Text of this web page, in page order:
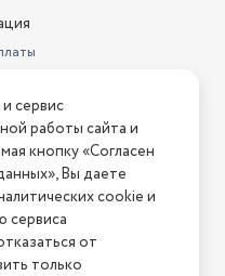
Напишите нам
У нас есть всё!
сервис
работы сайта и
кнопку «Согласен
Вы даете
cookie и
сервиса
от
только